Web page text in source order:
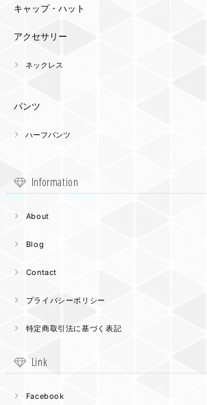
キャップ・ハット
アクセサリー
ネックレス
パンツ
ハーフパンツ
Information
About
Blog
Contact
プライバシーポリシー
特定商取引法に基づく表記
Link
Facebook